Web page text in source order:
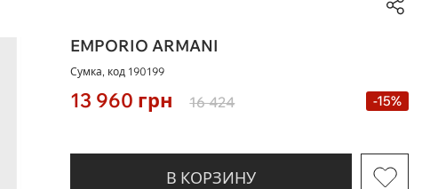
EMPORIO ARMANI
Сумка, код 190199
13 960 грн 16 424 -15%
В КОРЗИНУ